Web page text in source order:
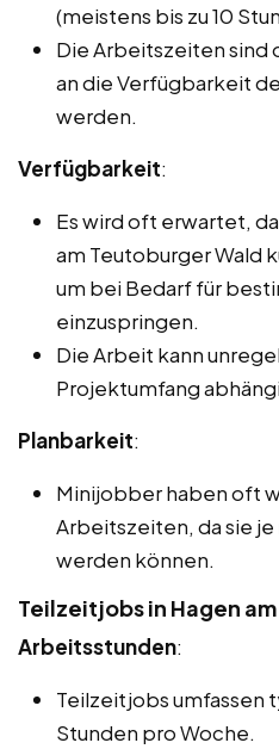
(meistens bis zu 10
Die Arbeitszeiten sind
an die Verfügbarkeit
werden.
Verfügbarkeit:
Es wird oft erwartet,
am Teutoburger Wald
um bei Bedarf für
einzuspringen.
Die Arbeit kann
Projektumfang
Planbarkeit:
Minijobber haben oft
Arbeitszeiten, da sie
werden können.
Teilzeitjobs in Hagen
Arbeitsstunden:
Teilzeitjobs umfassen
Stunden pro Woche.